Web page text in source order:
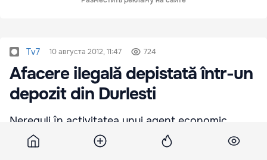
Tv7 10 августа 2012, 11:47 724
Afacere ilegală depistată într-un
depozit din Durlesti
Nereguli în activitatea unui agent economic
specializat în afaceri cu acetonă. Asta au
descoperit oamenii legii , în depozitul